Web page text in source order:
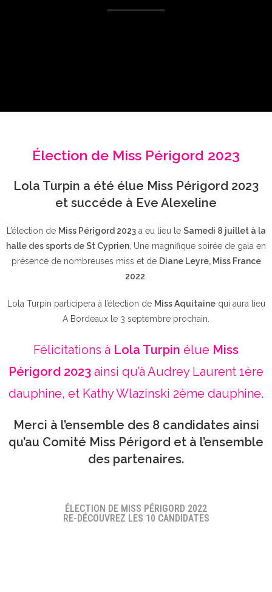
Élection de Miss Périgord 2023
Lola Turpin a été élue Miss Périgord 2023
et succéde à Eve Alexeline
L’élection de Miss Périgord 2023a eu lieu le Samedi 8 juillet à la
halle des sports de St Cyprien , Une magnifique soirée de gala en
présence de nombreuses miss et de Diane Leyre, Miss France
2022
Lola Turpin participera à l’élection de Miss Aquitainequi aura lieu
A Bordeaux le 3 septembre prochain.
Félicitations à Lola Turpin élue Miss
Périgord 2023 ainsi qu’à Audrey Laurent 1ère
dauphine, et Kathy Wlazinski 2ème dauphine.
Merci à l’ensemble des 8 candidates ainsi
qu’au Comité Miss Périgord et à l’ensemble
des partenaires.
ÉLECTION DE MISS PÉRIGORD 2022
RE-DÉCOUVREZ LES 10 CANDIDATES